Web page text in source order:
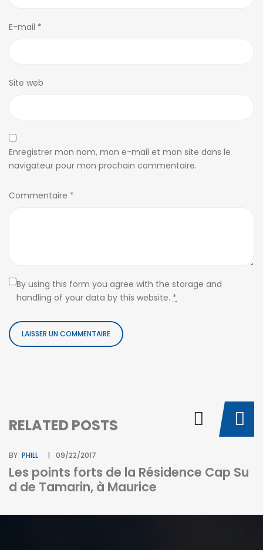
E-mail *
Site web
Enregistrer mon nom, mon e-mail et mon site dans le
navigateur pour mon prochain commentaire.
Commentaire *
By using this form you agree with the storage and
handling of your data by this website. *
RELATED POSTS
BY PHILL 09/22/2017
Les points forts de la Résidence Cap Su
d de Tamarin, à Maurice